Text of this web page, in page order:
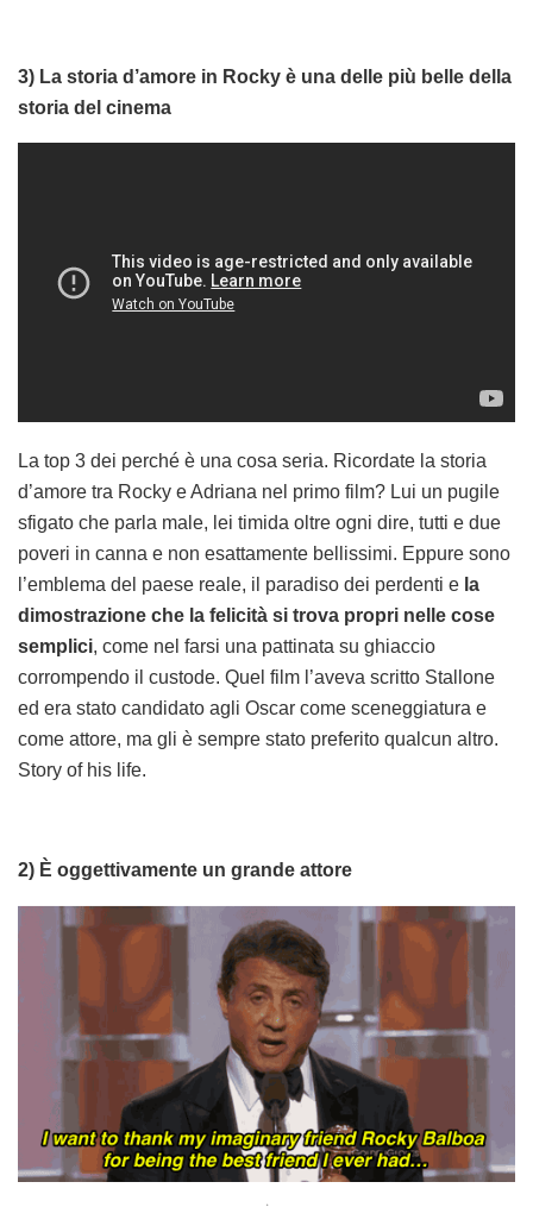
3) La storia d’amore in Rocky è una delle più belle della
storia del cinema
La top 3 dei perché è una cosa seria. Ricordate la storia
d’amore tra Rocky e Adriana nel primo film? Lui un pugile
sfigato che parla male, lei timida oltre ogni dire, tutti e due
poveri in canna e non esattamente bellissimi. Eppure sono
l’emblema del paese reale, il paradiso dei perdenti e la
dimostrazione che la felicità si trova propri nelle cose
semplici, come nel farsi una pattinata su ghiaccio
corrompendo il custode. Quel film l’aveva scritto Stallone
ed era stato candidato agli Oscar come sceneggiatura e
come attore, ma gli è sempre stato preferito qualcun altro.
Story of his life.
2) È oggettivamente un grande attore
.